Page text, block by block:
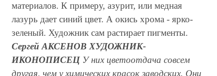
материалов. К примеру, азурит, или медная
лазурь дает синий цвет. А окись хрома - ярко-
зеленый. Художник сам растирает пигменты.
Сергей АКСЕНОВ ХУДОЖНИК-
ИКОНОПИСЕЦ У них цветоотдача совсем
другая, чем у химических красок заводских. Они